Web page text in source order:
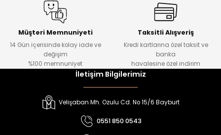
Urban Kız Çocuk Süveterli Tunik Gömlek Navi Kız Çocuk Kot Pantolon
₺ 650
Melra Kız Çocuk Kot Pantolon
%15
Tivon Kız Çocuk 3’lü Takım
Müşteri Memnuniyeti
14 Gün içerisinde kolay iade ve
değişim
%100 memnuniyet
Taksitli Alışveriş
Kredi kartlarına özel taksit ve
banka
havalesine özel indirim
İletişim Bilgilerimiz
Velişaban Mh. Ozulu Cd. No 15/6 Bayburt
0551 850 0543